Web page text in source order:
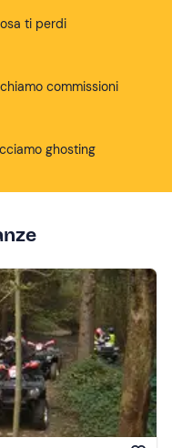
ti perdi
commissioni
ghosting